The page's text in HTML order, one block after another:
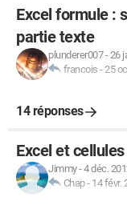
Excel formule :
partie texte
plunderer007-26
francois -25
14 réponses
Excel et
Jimmy-4 déc.
Chap- 14 févr.